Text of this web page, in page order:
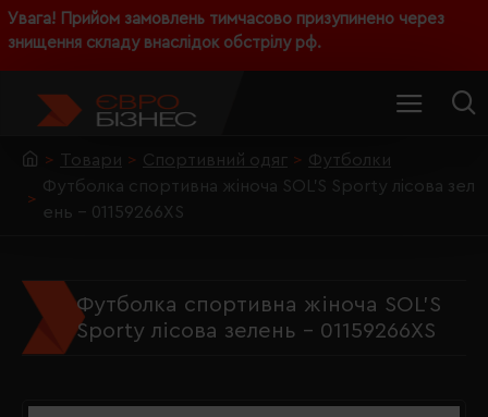
Увага! Прийом замовлень тимчасово призупинено через
знищення складу внаслідок обстрілу рф.
Товари Спортивний одяг
Футболки
Футболка спортивна жіноча SOL'S Sporty лісова зел
ень - 01159266XS
Футболка спортивна жіноча SOL'S
Sporty лісова зелень - 01159266XS